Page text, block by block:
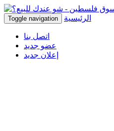
Toggle navigation الرئيسية
اتصل بنا
عضو جديد
إعلان جديد